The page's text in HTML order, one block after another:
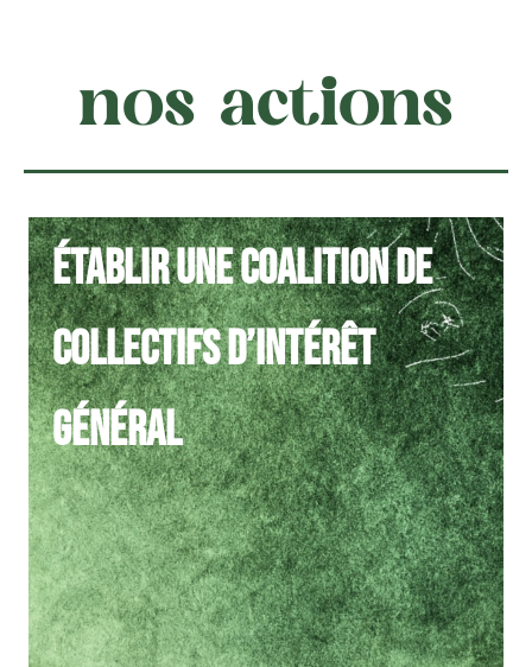
nos actions
Établir une coalition de
collectifs d’intérêt
général